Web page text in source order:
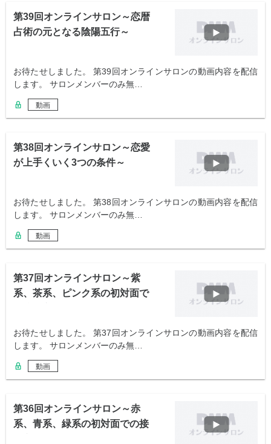
第39回オンラインサロン～恋暦
占術の元となる陰陽五行～
お待たせしました。 第39回オンラインサロンの動画内容を配信
します。 サロンメンバーのみ無…
動画
第38回オンラインサロン～恋愛
が上手くいく3つの条件～
お待たせしました。 第38回オンラインサロンの動画内容を配信
します。 サロンメンバーのみ無…
動画
第37回オンラインサロン～紫
系、茶系、ピンク系の初対面で
お待たせしました。 第37回オンラインサロンの動画内容を配信
します。 サロンメンバーのみ無…
動画
第36回オンラインサロン～赤
系、青系、緑系の初対面での接